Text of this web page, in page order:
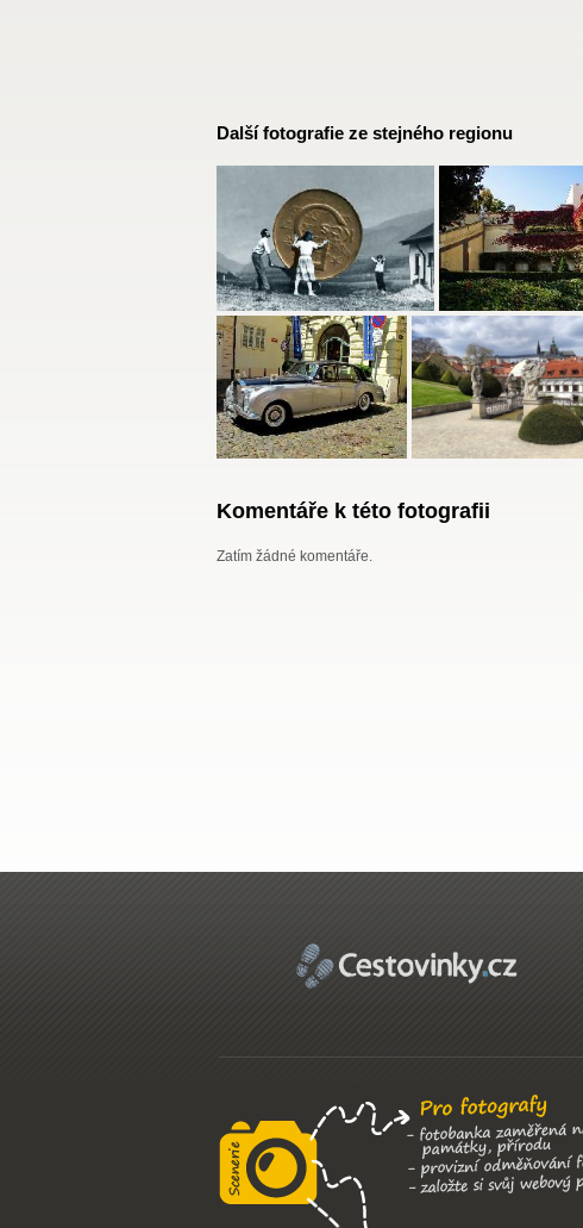
Další fotografie ze stejného regionu
Komentáře k této fotografii
Zatím žádné komentáře.